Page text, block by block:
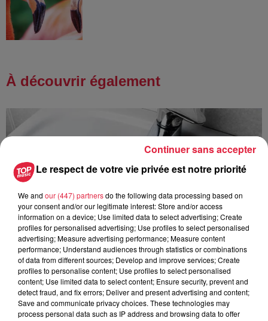
À découvrir également
À Hoerdt, de l’eau brune sort des robinets
Le respect de votre vie privée est notre priorité
We and our (447) partnersdo the following data processing based on
your consent and/or our legitimate interest: Store and/or access
information on a device; Use limited data to select advertising; Create
profiles for personalised advertising; Use profiles to select personalised
advertising; Measure advertising performance; Measure content
performance; Understand audiences through statistics or combinations
of data from different sources; Develop and improve services; Create
profiles to personalise content; Use profiles to select personalised
content; Use limited data to select content; Ensure security, prevent and
detect fraud, and fix errors; Deliver and present advertising and content;
Save and communicate privacy choices. These technologies may
process personal data such as IP address and browsing data to offer
Continuer sans accepter